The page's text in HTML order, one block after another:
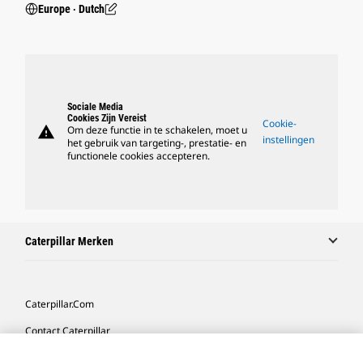
Europe ‧ Dutch
warning
Sociale Media
Cookies Zijn Vereist
Om deze functie in te schakelen, moet u
het gebruik van targeting-, prestatie- en
functionele cookies accepteren.
Cookie-
instellingen
Caterpillar Merken
Caterpillar.com
Contact Caterpillar